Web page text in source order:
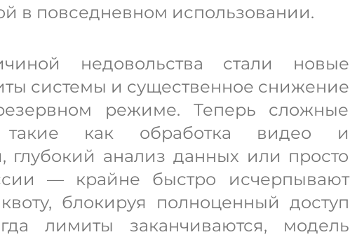
в повседневном использовании.
недовольства стали новые
системы и существенное снижение
режиме. Теперь сложные
как обработка видео и
глубокий анализ данных или просто
— крайне быстро исчерпывают
блокируя полноценный доступ
лимиты заканчиваются, модель